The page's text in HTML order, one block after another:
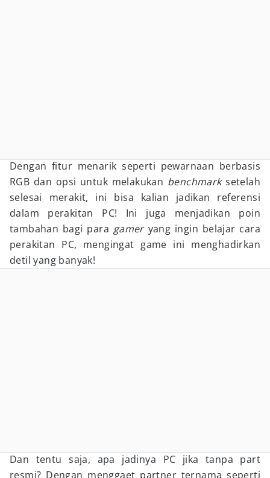
Dengan fitur menarik seperti pewarnaan berbasis
RGB dan opsi untuk melakukan benchmarksetelah
selesai merakit, ini bisa kalian jadikan referensi
dalam perakitan PC! Ini juga menjadikan poin
tambahan bagi para gameryang ingin belajar cara
perakitan PC, mengingat game ini menghadirkan
detil yang banyak!
Dan tentu saja, apa jadinya PC jika tanpa part
resmi? Dengan menggaet partner ternama seperti